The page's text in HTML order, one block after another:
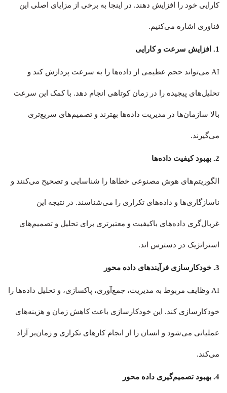
کارایی خود را افزایش دهند. در اینجا به برخی از مزایای اصلی این
فناوری اشاره می‌کنیم.
1. افزایش سرعت و کارایی
AI می‌تواند حجم عظیمی از داده‌ها را به سرعت پردازش کند و
تحلیل‌های پیچیده را در زمان کوتاهی انجام دهد. با کمک این سرعت
بالا سازمان‌ها در مدیریت داده‌ها بهترند و تصمیم‌های سریع‌تری
می‌گیرند.
2. بهبود کیفیت داده‌ها
الگوریتم‌های هوش مصنوعی خطاها را شناسایی و تصحیح می‌کنند و
ناسازگاری‌ها و داده‌های تکراری را می‌شناسند. در نتیجه این
غربال‌گری داده‌های باکیفیت و معتبرتری برای تحلیل و تصمیم‌های
استراتژیک در دسترس اند.
3. خودکارسازی فرآیندهای داده‌ محور
AI وظایف مربوط به مدیریت، جمع‌آوری، پاکسازی، و تحلیل داده‌ها را
خودکارسازی کند. این خودکارسازی باعث کاهش زمان و هزینه‌های
عملیاتی می‌شود و انسان را از انجام کارهای تکراری و زمان‌بر آزاد
می‌کند.
4. بهبود تصمیم‌گیری داده‌ محور